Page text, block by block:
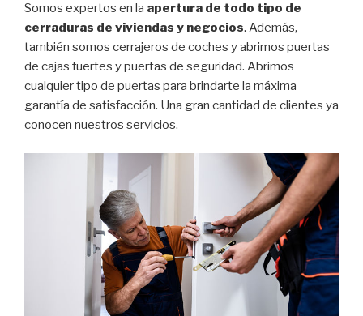
Somos expertos en la apertura de todo tipo de
cerraduras de viviendas y negocios. Además,
también somos cerrajeros de coches y abrimos puertas
de cajas fuertes y puertas de seguridad. Abrimos
cualquier tipo de puertas para brindarte la máxima
garantía de satisfacción. Una gran cantidad de clientes ya
conocen nuestros servicios.